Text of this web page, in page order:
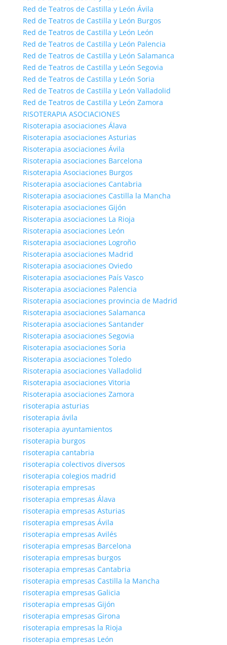
Red de Teatros de Castilla y León Ávila
Red de Teatros de Castilla y León Burgos
Red de Teatros de Castilla y León León
Red de Teatros de Castilla y León Palencia
Red de Teatros de Castilla y León Salamanca
Red de Teatros de Castilla y León Segovia
Red de Teatros de Castilla y León Soria
Red de Teatros de Castilla y León Valladolid
Red de Teatros de Castilla y León Zamora
RISOTERAPIA ASOCIACIONES
Risoterapia asociaciones Álava
Risoterapia asociaciones Asturias
Risoterapia asociaciones Ávila
Risoterapia asociaciones Barcelona
Risoterapia Asociaciones Burgos
Risoterapia asociaciones Cantabria
Risoterapia asociaciones Castilla la Mancha
Risoterapia asociaciones Gijón
Risoterapia asociaciones La Rioja
Risoterapia asociaciones León
Risoterapia asociaciones Logroño
Risoterapia asociaciones Madrid
Risoterapia asociaciones Oviedo
Risoterapia asociaciones País Vasco
Risoterapia asociaciones Palencia
Risoterapia asociaciones provincia de Madrid
Risoterapia asociaciones Salamanca
Risoterapia asociaciones Santander
Risoterapia asociaciones Segovia
Risoterapia asociaciones Soria
Risoterapia asociaciones Toledo
Risoterapia asociaciones Valladolid
Risoterapia asociaciones Vitoria
Risoterapia asociaciones Zamora
risoterapia asturias
risoterapia ávila
risoterapia ayuntamientos
risoterapia burgos
risoterapia cantabria
risoterapia colectivos diversos
risoterapia colegios madrid
risoterapia empresas
risoterapia empresas Álava
risoterapia empresas Asturias
risoterapia empresas Ávila
risoterapia empresas Avilés
risoterapia empresas Barcelona
risoterapia empresas burgos
risoterapia empresas Cantabria
risoterapia empresas Castilla la Mancha
risoterapia empresas Galicia
risoterapia empresas Gijón
risoterapia empresas Girona
risoterapia empresas la Rioja
risoterapia empresas León